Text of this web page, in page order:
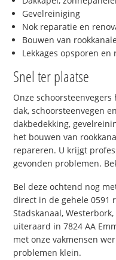
Gevelreiniging
Nok reparatie en
Bouwen van
Lekkages opsporen en
Snel ter plaatse
Onze
dak, schoorsteenvegen
dakbedekking,
het bouwen van
repareren. U krijgt
gevonden problemen.
Bel deze ochtend nog
direct in de gehele 0591
Stadskanaal,
uiteraard in 7824 AA
met onze vakmensen
problemen klein.